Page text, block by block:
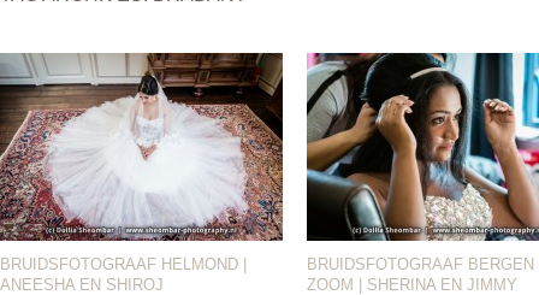
BRUIDSFOTOGRAAF HELMOND |
ANEESHA EN SHIROJ
BRUIDSFOTOGRAAF BERGEN
ZOOM | SHERINA EN JIMMY